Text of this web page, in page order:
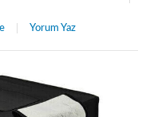
Yorum Yaz